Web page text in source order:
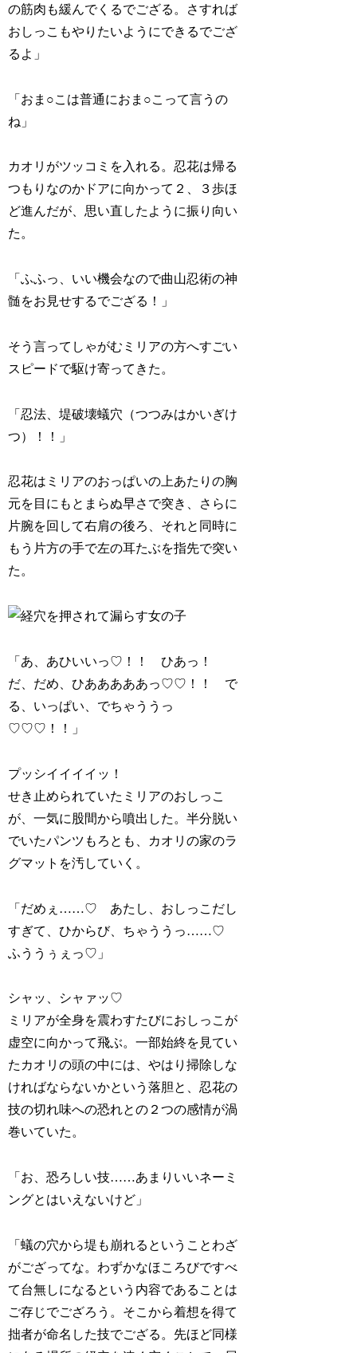
の筋肉も緩んでくるでござる。さすれば
おしっこもやりたいようにできるでござ
るよ」
「おま○こは普通におま○こって言うの
ね」
カオリがツッコミを入れる。忍花は帰る
つもりなのかドアに向かって２、３歩ほ
ど進んだが、思い直したように振り向い
た。
「ふふっ、いい機会なので曲山忍術の神
髄をお見せするでござる！」
そう言ってしゃがむミリアの方へすごい
スピードで駆け寄ってきた。
「忍法、堤破壊蟻穴（つつみはかいぎけ
つ）！！」
忍花はミリアのおっぱいの上あたりの胸
元を目にもとまらぬ早さで突き、さらに
片腕を回して右肩の後ろ、それと同時に
もう片方の手で左の耳たぶを指先で突い
た。
「あ、あひいいっ♡！！ ひあっ！
だ、だめ、ひあああああっ♡♡！！ で
る、いっぱい、でちゃううっ
♡♡♡！！」
プッシイイイイッ！
せき止められていたミリアのおしっこ
が、一気に股間から噴出した。半分脱い
でいたパンツもろとも、カオリの家のラ
グマットを汚していく。
「だめぇ……♡ あたし、おしっこだし
すぎて、ひからび、ちゃううっ……♡
ふううぅぇっ♡」
シャッ、シャァッ♡
ミリアが全身を震わすたびにおしっこが
虚空に向かって飛ぶ。一部始終を見てい
たカオリの頭の中には、やはり掃除しな
ければならないかという落胆と、忍花の
技の切れ味への恐れとの２つの感情が渦
巻いていた。
「お、恐ろしい技……あまりいいネーミ
ングとはいえないけど」
「蟻の穴から堤も崩れるということわざ
がござってな。わずかなほころびですべ
て台無しになるという内容であることは
ご存じでござろう。そこから着想を得て
拙者が命名した技でござる。先ほど同様